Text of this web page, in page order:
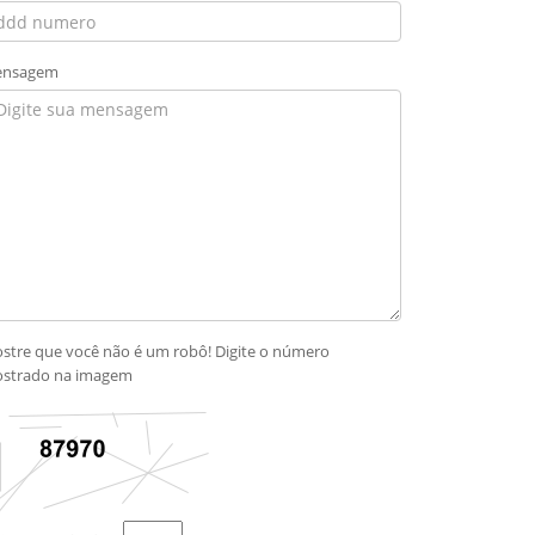
que você não é um robô! Digite o número
na imagem